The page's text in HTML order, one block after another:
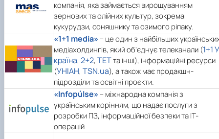
компанія, яка займається вирощуванням
зернових та олійних культур, зокрема
кукурудзи, соняшнику та озимого ріпаку.
«1+1 media» − це один з найбільших
медіахолдингів, який об'єднує телеканали (1+1 У
країна, 2+2, ТЕТта інші), інформаційні ресурси
(УНІАН, TSN.ua), а також має продакшн-
підрозділи та освітні проєкти.
«Infopúlse» − міжнародна компанія з
українським корінням, що надає послуги з
розробки ПЗ, інформаційної безпеки та IT-
операцій